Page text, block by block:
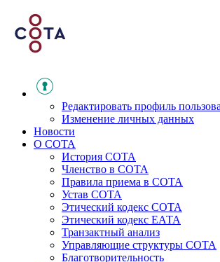
Редактировать профиль
Изменение личных данных
Новости
О СОТА
История СОТА
Членство в СОТА
Правила приема в СОТА
Устав СОТА
Этический кодекс СОТА
Этический кодекс ЕАТА
Транзактный анализ
Управляющие структуры СОТА
Благотворительность